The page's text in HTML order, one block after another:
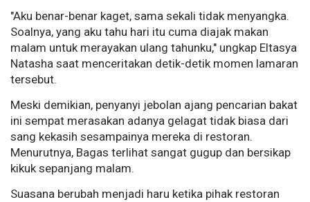
"Aku benar-benar kaget, sama sekali tidak menyangka.
Soalnya, yang aku tahu hari itu cuma diajak makan
malam untuk merayakan ulang tahunku," ungkap Eltasya
Natasha saat menceritakan detik-detik momen lamaran
tersebut.
Meski demikian, penyanyi jebolan ajang pencarian bakat
ini sempat merasakan adanya gelagat tidak biasa dari
sang kekasih sesampainya mereka di restoran.
Menurutnya, Bagas terlihat sangat gugup dan bersikap
kikuk sepanjang malam.
Suasana berubah menjadi haru ketika pihak restoran